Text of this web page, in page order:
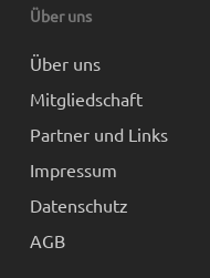
Über uns
Über uns
Mitgliedschaft
Partner und Links
Impressum
Datenschutz
AGB